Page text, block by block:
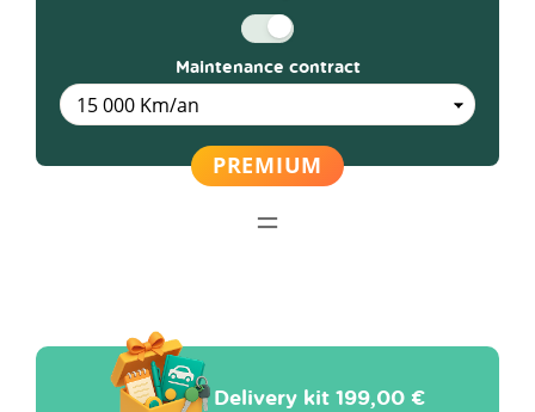
Maintenance contract
Delivery kit199,00 €